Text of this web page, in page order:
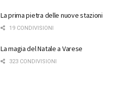
La prima pietra delle nuove stazioni
19 CONDIVISIONI
La magia del Natale a Varese
323 CONDIVISIONI